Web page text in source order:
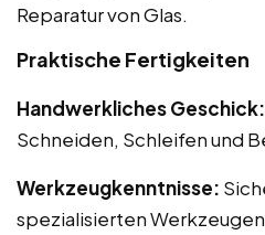
Reparatur von Glas.
Praktische Fertigkeiten
Handwerkliches Geschick:
Schneiden, Schleifen und
Werkzeugkenntnisse:
spezialisierten